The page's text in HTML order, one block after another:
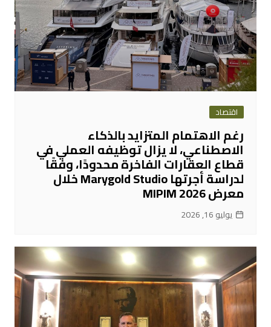
اقتصاد
رغم الاهتمام المتزايد بالذكاء
الاصطناعي، لا يزال توظيفه العملي في
قطاع العقارات الفاخرة محدودًا، وفقًا
لدراسة أجرتها Marygold Studio خلال
معرض MIPIM 2026
يوليو 16, 2026